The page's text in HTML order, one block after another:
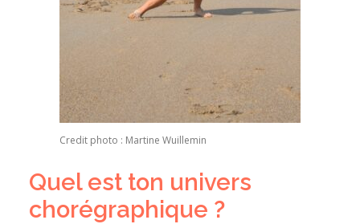
Credit photo : Martine Wuillemin
Quel est ton univers
chorégraphique ?